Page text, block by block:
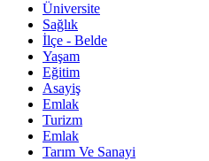
Üniversite
Sağlık
İlçe - Belde
Yaşam
Eğitim
Asayiş
Emlak
Turizm
Emlak
Tarım Ve Sanayi